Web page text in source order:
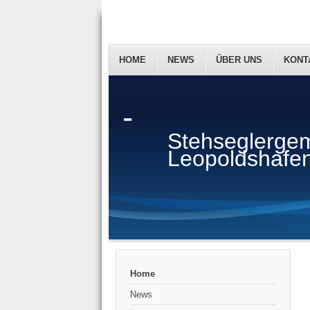
-
HOME NEWS ÜBER UNS
Home
News